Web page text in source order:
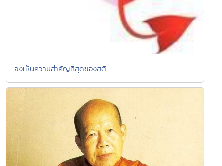
จงเห็นความสำคัญที่สุดของสติ